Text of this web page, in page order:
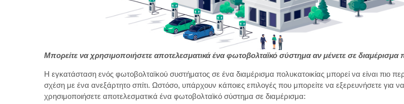
Μπορείτε να χρησιμοποιήσετε αποτελεσματικά ένα φωτοβολταϊκό σύστημα αν μένετε σε διαμέρισμα
Η εγκατάσταση ενός φωτοβολταϊκού συστήματος σε ένα διαμέρισμα πολυκατοικίας μπορεί να είναι πιο
σχέση με ένα ανεξάρτητο σπίτι. Ωστόσο, υπάρχουν κάποιες επιλογές που μπορείτε να εξερευνήσετε για να
χρησιμοποιήσετε αποτελεσματικά ένα φωτοβολταϊκό σύστημα σε διαμέρισμα: